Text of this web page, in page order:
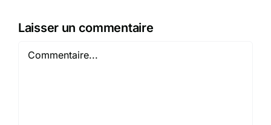
Laisser un commentaire
Commentaire